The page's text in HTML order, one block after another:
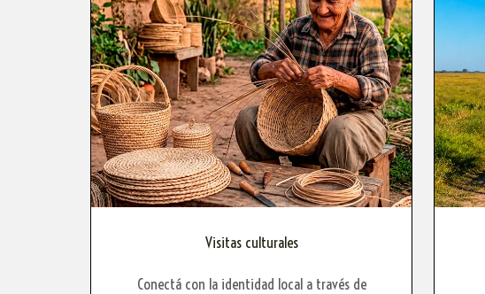
Visitas culturales
Conectá con la identidad local a través de